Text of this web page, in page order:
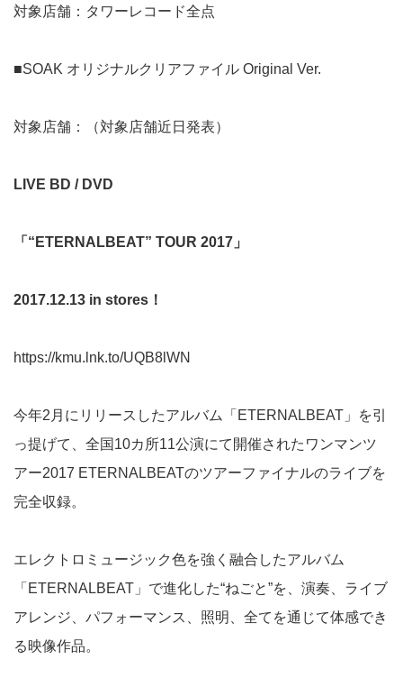
対象店舗：タワーレコード全点
■SOAK オリジナルクリアファイル Original Ver.
対象店舗：（対象店舗近日発表）
LIVE BD / DVD
「“ETERNALBEAT” TOUR 2017」
2017.12.13 in stores ！
https://kmu.lnk.to/UQB8lWN
今年2月にリリースしたアルバム「ETERNALBEAT」を引
っ提げて、全国10カ所11公演にて開催されたワンマンツ
アー2017 ETERNALBEATのツアーファイナルのライブを
完全収録。
エレクトロミュージック色を強く融合したアルバム
「ETERNALBEAT」で進化した“ねごと”を、演奏、ライブ
アレンジ、パフォーマンス、照明、全てを通じて体感でき
る映像作品。